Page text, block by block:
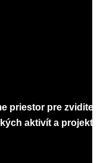
priestor pre
aktivít a